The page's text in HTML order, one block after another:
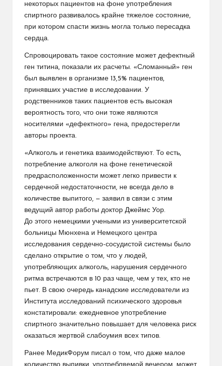
некоторых пациентов на фоне употребления
спиртного развивалось крайне тяжелое состояние,
при котором спасти жизнь могла только пересадка
сердца.
Спровоцировать такое состояние может дефектный
ген титина, показали их расчеты. «Сломанный» ген
был выявлен в организме 13,5% пациентов,
принявших участие в исследовании. У
родственников таких пациентов есть высокая
вероятность того, что они тоже являются
носителями «дефектного» гена, предостерегли
авторы проекта.
«Алкоголь и генетика взаимодействуют. То есть,
потребление алкоголя на фоне генетической
предрасположенности может легко привести к
сердечной недостаточности, не всегда дело в
количестве выпитого, — заявил в связи с этим
ведущий автор работы доктор Джеймс Уор.
До этого немецкими учеными из университетской
больницы Мюнхена и Немецкого центра
исследования сердечно-сосудистой системы было
сделано открытие о том, что у людей,
употребляющих алкоголь, нарушения сердечного
ритма встречаются в 10 раз чаще, чем у тех, кто не
пьет. В свою очередь канадские исследователи из
Института исследований психического здоровья
констатировали: ежедневное употребление
спиртного значительно повышает для человека риск
оказаться жертвой слабоумия всех типов.
Ранее МедикФорум писал о том, что даже малое
количество выпивки, употребляемой вечером, может